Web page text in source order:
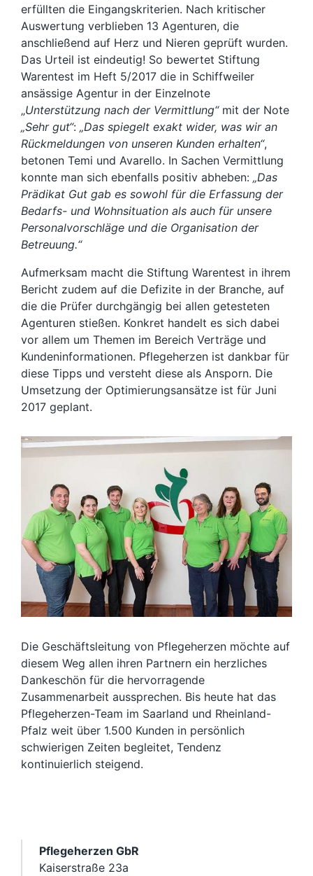
erfüllten die Eingangskriterien. Nach kritischer
Auswertung verblieben 13 Agenturen, die
anschließend auf Herz und Nieren geprüft wurden.
Das Urteil ist eindeutig! So bewertet Stiftung
Warentest im Heft 5/2017 die in Schiffweiler
ansässige Agentur in der Einzelnote
„Unterstützung nach der Vermittlung“mit der Note
„Sehr gut“: „Das spiegelt exakt wider, was wir an
Rückmeldungen von unseren Kunden erhalten“,
betonen Temi und Avarello. In Sachen Vermittlung
konnte man sich ebenfalls positiv abheben: „Das
Prädikat Gut gab es sowohl für die Erfassung der
Bedarfs- und Wohnsituation als auch für unsere
Personalvorschläge und die Organisation der
Betreuung.“
Aufmerksam macht die Stiftung Warentest in ihrem
Bericht zudem auf die Defizite in der Branche, auf
die die Prüfer durchgängig bei allen getesteten
Agenturen stießen. Konkret handelt es sich dabei
vor allem um Themen im Bereich Verträge und
Kundeninformationen. Pflegeherzen ist dankbar für
diese Tipps und versteht diese als Ansporn. Die
Umsetzung der Optimierungsansätze ist für Juni
2017 geplant.
Die Geschäftsleitung von Pflegeherzen möchte auf
diesem Weg allen ihren Partnern ein herzliches
Dankeschön für die hervorragende
Zusammenarbeit aussprechen. Bis heute hat das
Pflegeherzen-Team im Saarland und Rheinland-
Pfalz weit über 1.500 Kunden in persönlich
schwierigen Zeiten begleitet, Tendenz
kontinuierlich steigend.
Pflegeherzen GbR
Kaiserstraße 23a